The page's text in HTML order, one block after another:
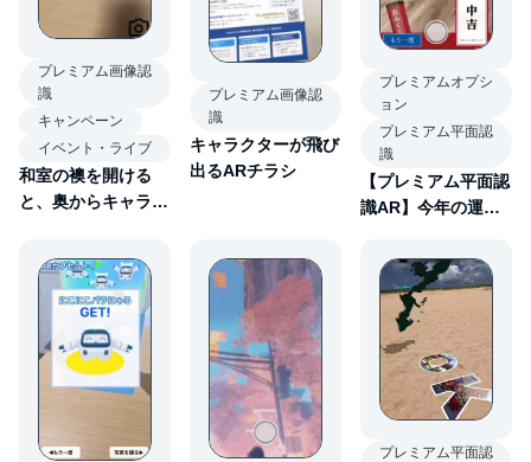
プレミアム画像認
識
キャンペーン
イベント・ライブ
和室の襖を開ける
と、奥からキャラク
プレミアム画像認
識
キャラクターが飛び
出るARチラシ
プレミアムオプシ
ョン
プレミアム平面認
識
【プレミアム平面認
識AR】今年の運試
プレミアム平面認